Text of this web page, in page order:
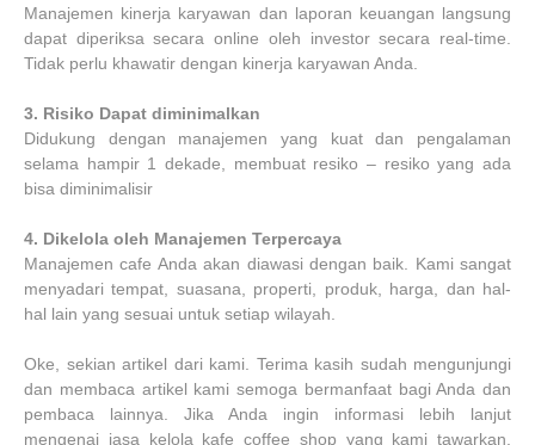
Manajemen kinerja karyawan dan laporan keuangan langsung
dapat diperiksa secara online oleh investor secara real-time.
Tidak perlu khawatir dengan kinerja karyawan Anda.
3. Risiko Dapat diminimalkan
Didukung dengan manajemen yang kuat dan pengalaman
selama hampir 1 dekade, membuat resiko – resiko yang ada
bisa diminimalisir
4. Dikelola oleh Manajemen Terpercaya
Manajemen cafe Anda akan diawasi dengan baik. Kami sangat
menyadari tempat, suasana, properti, produk, harga, dan hal-
hal lain yang sesuai untuk setiap wilayah.
Oke, sekian artikel dari kami. Terima kasih sudah mengunjungi
dan membaca artikel kami semoga bermanfaat bagi Anda dan
pembaca lainnya. Jika Anda ingin informasi lebih lanjut
mengenai jasa kelola kafe coffee shop yang kami tawarkan.